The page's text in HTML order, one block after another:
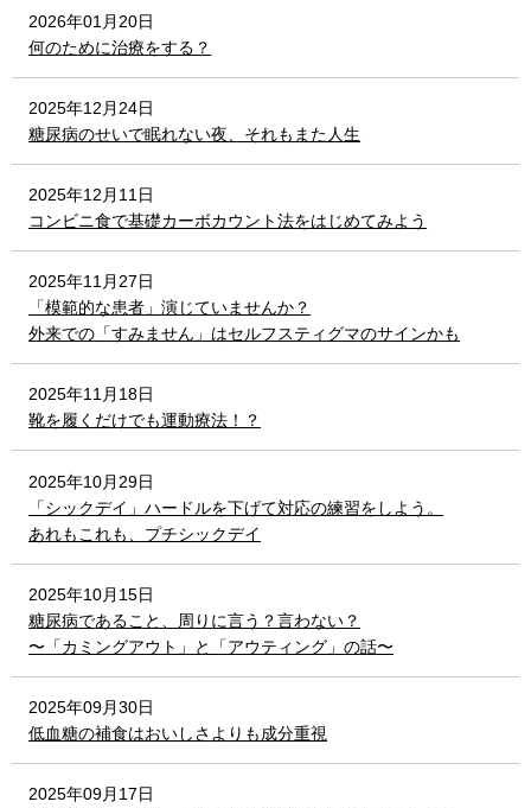
2026年01月20日
何のために治療をする？
2025年12月24日
糖尿病のせいで眠れない夜、それもまた人生
2025年12月11日
コンビニ食で基礎カーボカウント法をはじめてみよう
2025年11月27日
「模範的な患者」演じていませんか？
外来での「すみません」はセルフスティグマのサインかも
2025年11月18日
靴を履くだけでも運動療法！？
2025年10月29日
「シックデイ」ハードルを下げて対応の練習をしよう。
あれもこれも、プチシックデイ
2025年10月15日
糖尿病であること、周りに言う？言わない？
〜「カミングアウト」と「アウティング」の話〜
2025年09月30日
低血糖の補食はおいしさよりも成分重視
2025年09月17日